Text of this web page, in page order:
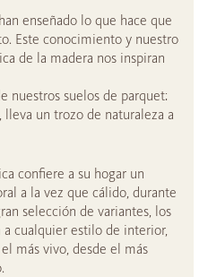
enseñado lo que hace que
Este conocimiento y nuestro
de la madera nos inspiran
nuestros suelos de parquet:
lleva un trozo de naturaleza a
confiere a su hogar un
a la vez que cálido, durante
selección de variantes, los
a cualquier estilo de interior,
más vivo, desde el más